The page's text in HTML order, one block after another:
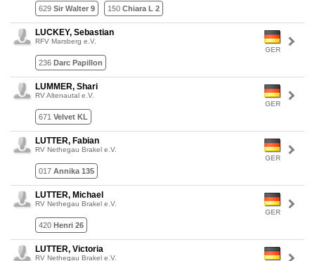
629 Sir Walter 9 150 Chiara L 2
GER
LUCKEY, Sebastian
RFV Marsberg e.V.
236 Darc Papillon
GER
LUMMER, Shari
RV Altenautal e.V.
671 Velvet KL
GER
LUTTER, Fabian
RV Nethegau Brakel e.V.
017 Annika 135
GER
LUTTER, Michael
RV Nethegau Brakel e.V.
420 Henri 26
LUTTER, Victoria
RV Nethegau Brakel e.V.